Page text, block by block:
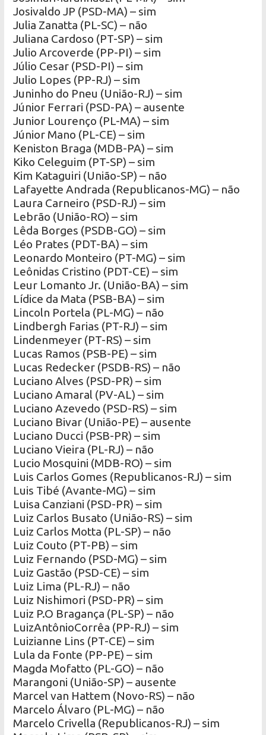
Josivaldo JP (PSD-MA) – sim
Julia Zanatta (PL-SC) – não
Juliana Cardoso (PT-SP) – sim
Julio Arcoverde (PP-PI) – sim
Júlio Cesar (PSD-PI) – sim
Julio Lopes (PP-RJ) – sim
Juninho do Pneu (União-RJ) – sim
Júnior Ferrari (PSD-PA) – ausente
Junior Lourenço (PL-MA) – sim
Júnior Mano (PL-CE) – sim
Keniston Braga (MDB-PA) – sim
Kiko Celeguim (PT-SP) – sim
Kim Kataguiri (União-SP) – não
Lafayette Andrada (Republicanos-MG) – não
Laura Carneiro (PSD-RJ) – sim
Lebrão (União-RO) – sim
Lêda Borges (PSDB-GO) – sim
Léo Prates (PDT-BA) – sim
Leonardo Monteiro (PT-MG) – sim
Leônidas Cristino (PDT-CE) – sim
Leur Lomanto Jr. (União-BA) – sim
Lídice da Mata (PSB-BA) – sim
Lincoln Portela (PL-MG) – não
Lindbergh Farias (PT-RJ) – sim
Lindenmeyer (PT-RS) – sim
Lucas Ramos (PSB-PE) – sim
Lucas Redecker (PSDB-RS) – não
Luciano Alves (PSD-PR) – sim
Luciano Amaral (PV-AL) – sim
Luciano Azevedo (PSD-RS) – sim
Luciano Bivar (União-PE) – ausente
Luciano Ducci (PSB-PR) – sim
Luciano Vieira (PL-RJ) – não
Lucio Mosquini (MDB-RO) – sim
Luis Carlos Gomes (Republicanos-RJ) – sim
Luis Tibé (Avante-MG) – sim
Luisa Canziani (PSD-PR) – sim
Luiz Carlos Busato (União-RS) – sim
Luiz Carlos Motta (PL-SP) – não
Luiz Couto (PT-PB) – sim
Luiz Fernando (PSD-MG) – sim
Luiz Gastão (PSD-CE) – sim
Luiz Lima (PL-RJ) – não
Luiz Nishimori (PSD-PR) – sim
Luiz P.O Bragança (PL-SP) – não
LuizAntônioCorrêa (PP-RJ) – sim
Luizianne Lins (PT-CE) – sim
Lula da Fonte (PP-PE) – sim
Magda Mofatto (PL-GO) – não
Marangoni (União-SP) – ausente
Marcel van Hattem (Novo-RS) – não
Marcelo Álvaro (PL-MG) – não
Marcelo Crivella (Republicanos-RJ) – sim